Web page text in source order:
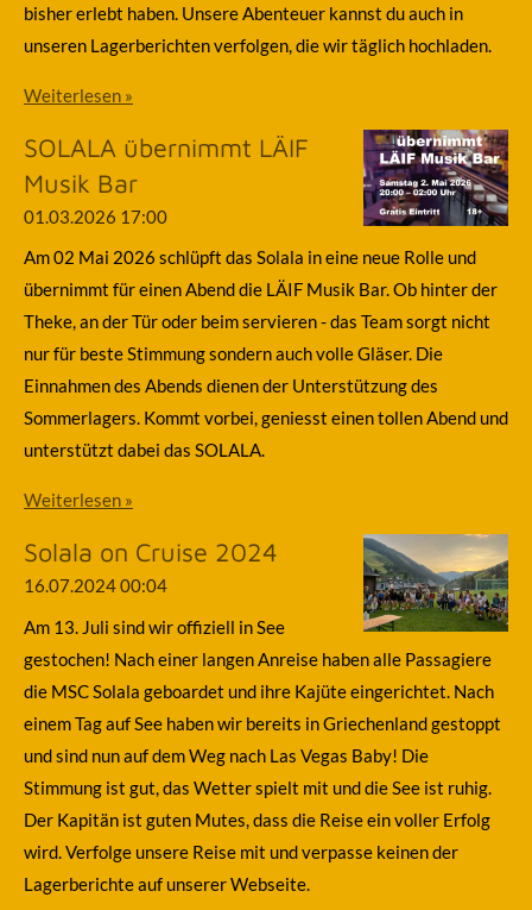
bisher erlebt haben. Unsere Abenteuer kannst du auch in
unseren Lagerberichten verfolgen, die wir täglich hochladen.
Weiterlesen »
SOLALA übernimmt LÄIF
Musik Bar
01.03.2026 17:00
Am 02 Mai 2026 schlüpft das Solala in eine neue Rolle und
übernimmt für einen Abend die LÄIF Musik Bar. Ob hinter der
Theke, an der Tür oder beim servieren - das Team sorgt nicht
nur für beste Stimmung sondern auch volle Gläser. Die
Einnahmen des Abends dienen der Unterstützung des
Sommerlagers. Kommt vorbei, geniesst einen tollen Abend und
unterstützt dabei das SOLALA.
Weiterlesen »
Solala on Cruise 2024
16.07.202400:04
Am 13. Juli sind wir offiziell in See
gestochen! Nach einer langen Anreise haben alle Passagiere
die MSC Solala geboardet und ihre Kajüte eingerichtet. Nach
einem Tag auf See haben wir bereits in Griechenland gestoppt
und sind nun auf dem Weg nach Las Vegas Baby! Die
Stimmung ist gut, das Wetter spielt mit und die See ist ruhig.
Der Kapitän ist guten Mutes, dass die Reise ein voller Erfolg
wird. Verfolge unsere Reise mit und verpasse keinen der
Lagerberichte auf unserer Webseite.